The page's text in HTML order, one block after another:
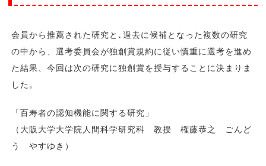
会員から推薦された研究と､過去に候補となった複数の研究
の中から、選考委員会が独創賞規約に従い慎重に選考を進め
た結果、今回は次の研究に独創賞を授与することに決まりま
した。
「百寿者の認知機能に関する研究」
（大阪大学大学院人間科学研究科 教授 権藤恭之 ごんど
う やすゆき）